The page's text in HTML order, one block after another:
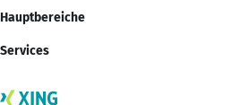
Hauptbereiche
Services